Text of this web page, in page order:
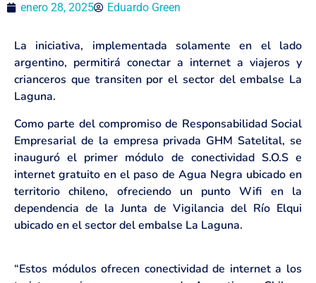
enero 28, 2025 Eduardo Green
La iniciativa, implementada solamente en el lado
argentino, permitirá conectar a internet a viajeros y
crianceros que transiten por el sector del embalse La
Laguna.
Como parte del compromiso de Responsabilidad Social
Empresarial de la empresa privada GHM Satelital, se
inauguró el primer módulo de conectividad S.O.S e
internet gratuito en el paso de Agua Negra ubicado en
territorio chileno, ofreciendo un punto Wifi en la
dependencia de la Junta de Vigilancia del Río Elqui
ubicado en el sector del embalse La Laguna.
“Estos módulos ofrecen conectividad de internet a los